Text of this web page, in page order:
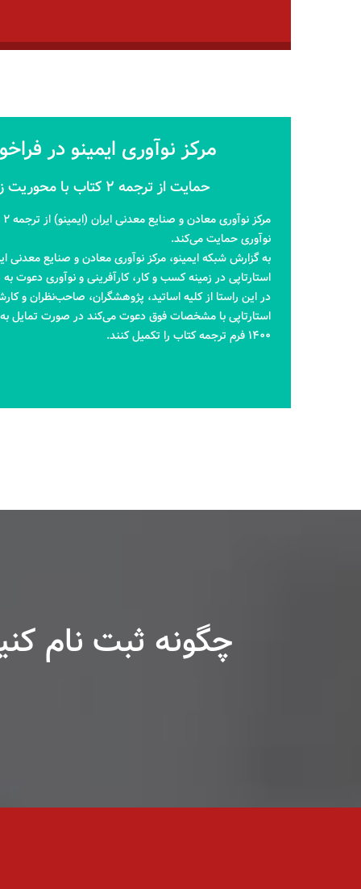
مرکز نوآوری ایمینو در
حمایت از ترجمه 2 کتاب با محوریت زیست بوم نوآوری
نوآوری حمایت می‌کند.
به گزارش شبکه ایمینو، مرکز نوآوری معادن و صنایع معدنی
استارتاپی در زمینه کسب و کار، کارآفرینی و نوآوری دعوت
در این راستا از کلیه اساتید، پژوهشگران، صاحب‌نظران و
۱۴۰۰ فرم ترجمه کتاب را تکمیل کنند.
چگونه ثبت نام